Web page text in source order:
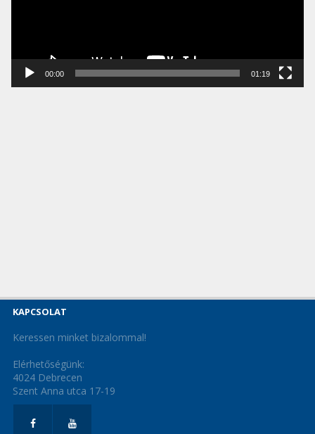
00:00 01:19
KAPCSOLAT
Keressen minket bizalommal!
Elérhetőségünk:
4024 Debrecen
Szent Anna utca 17-19